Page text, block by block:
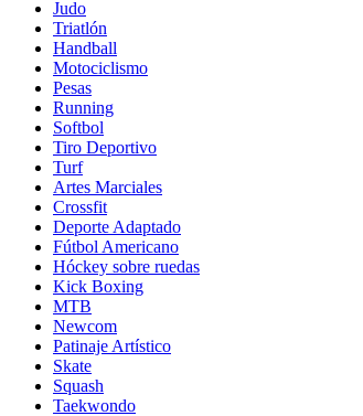
Judo
Triatlón
Handball
Motociclismo
Pesas
Running
Softbol
Tiro Deportivo
Turf
Artes Marciales
Crossfit
Deporte Adaptado
Fútbol Americano
Hóckey sobre ruedas
Kick Boxing
MTB
Newcom
Patinaje Artístico
Skate
Squash
Taekwondo